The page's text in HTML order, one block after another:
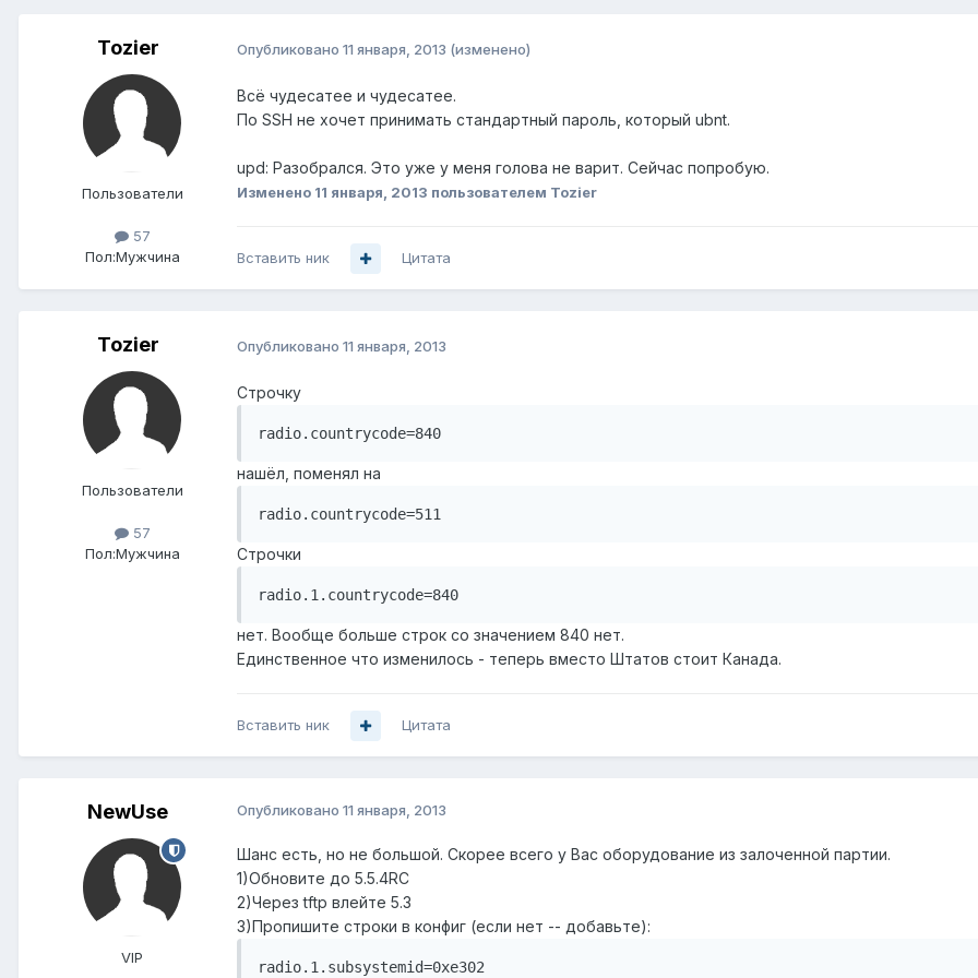
Tozier
Пользователи
57
Пол:Мужчина
Опубликовано 11 января, 2013 (изменено)
Всё чудесатее и чудесатее.
По SSH не хочет принимать стандартный пароль, который ubnt.
upd: Разобрался. Это уже у меня голова не варит. Сейчас попробую.
Изменено 11 января, 2013 пользователем Tozier
Вставить ник Цитата
Tozier
Пользователи
57
Пол:Мужчина
Опубликовано 11 января, 2013
Строчку
radio.countrycode=840
нашёл, поменял на
radio.countrycode=511
Строчки
radio.1.countrycode=840
нет. Вообще больше строк со значением 840 нет.
Единственное что изменилось - теперь вместо Штатов стоит Канада.
Вставить ник Цитата
NewUse
VIP
Опубликовано 11 января, 2013
Шанс есть, но не большой. Скорее всего у Вас оборудование из залоченной партии.
1)Обновите до 5.5.4RC
2)Через tftp влейте 5.3
3)Пропишите строки в конфиг (если нет -- добавьте):
radio.1.subsystemid=0xe302